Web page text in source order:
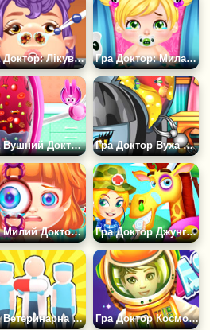
Гра Доктор: Лікувати Ніс Вампірші Гра Доктор: Мила Дитина
Гра Вушний Доктор Джуді Гра Доктор Вуха Монстр Хай
Гра Милий Доктор Око Гра Доктор Джунглів
Гра Ветеринарна Клініка Порятунок Тварин Гра Доктор Космонавт